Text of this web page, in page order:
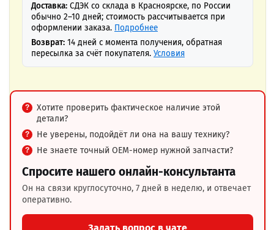
Доставка: СДЭК со склада в Красноярске, по России
обычно 2–10 дней; стоимость рассчитывается при
оформлении заказа. Подробнее
Возврат: 14 дней с момента получения, обратная
пересылка за счёт покупателя. Условия
Хотите проверить фактическое наличие этой
детали?
Не уверены, подойдёт ли она на вашу технику?
Не знаете точный OEM-номер нужной запчасти?
Спросите нашего онлайн-консультанта
Он на связи круглосуточно, 7 дней в неделю, и отвечает
оперативно.